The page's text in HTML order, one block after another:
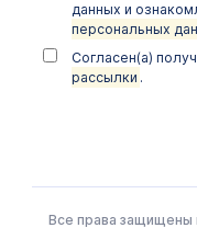
данных и
персональных
Согласен(а)
рассылки .
Все права защищены